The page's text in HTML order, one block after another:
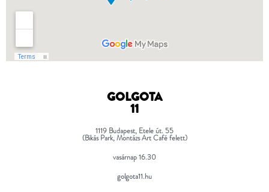
GOLGOTA
11
1119 Budapest, Etele út. 55
(Bikás Park, Montázs Art Café felett)
vasárnap 16.30
golgota11.hu